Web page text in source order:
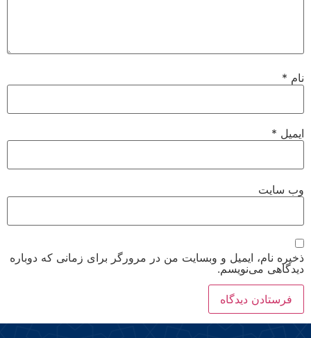
نام *
ایمیل *
وب‌ سایت
ذخیره نام، ایمیل و وبسایت من در مرورگر برای زمانی که دوباره
دیدگاهی می‌نویسم.